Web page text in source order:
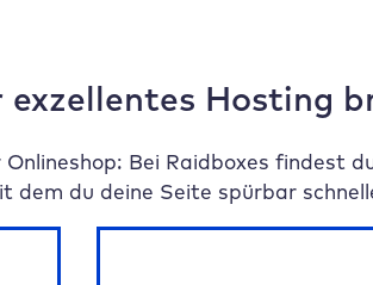
Hosting
Bei Raidboxes findest
dem du deine Seite spürbar